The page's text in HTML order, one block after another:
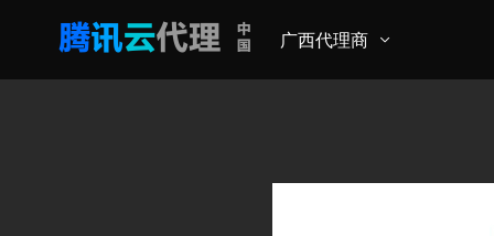
广西代理商